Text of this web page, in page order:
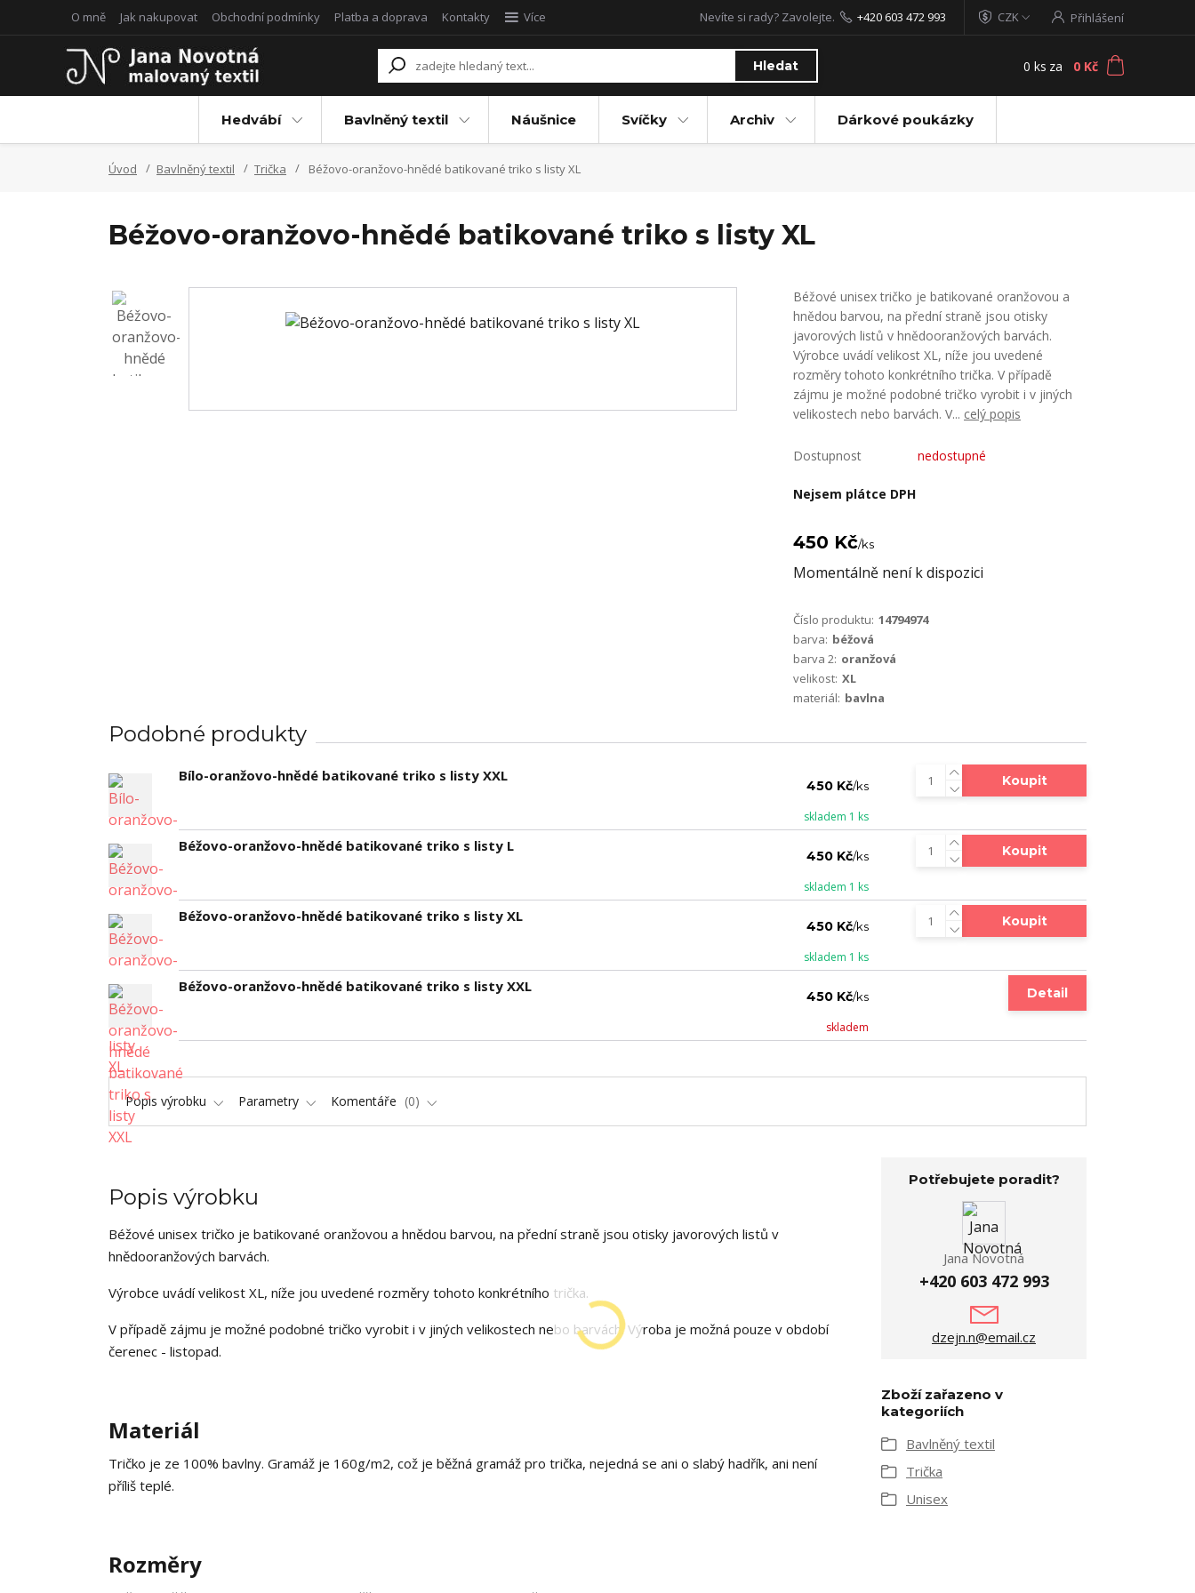
O mně Jak nakupovat Obchodní podmínky Platba a doprava Kontakty Více CZK Přihlášení
Hledat
Nevíte si rady? Zavolejte. +420 603 472 993
0 ks za 0 Kč
Hedvábí Bavlněný textil Náušnice Svíčky Archiv Dárkové poukázky
Úvod Bavlněný textil Trička Béžovo-oranžovo-hnědé batikované triko s listy XL
Béžovo-oranžovo-hnědé batikované triko s listy XL
Béžové unisex tričko je batikované oranžovou a
hnědou barvou, na přední straně jsou otisky
javorových listů v hnědooranžových barvách.
Výrobce uvádí velikost XL, níže jou uvedené
rozměry tohoto konkrétního trička. V případě
zájmu je možné podobné tričko vyrobit i v jiných
velikostech nebo barvách. V... celý popis
Dostupnost nedostupné
Nejsem plátce DPH
450 Kč/ks
Momentálně není k dispozici
Číslo produktu: 14794974
barva: béžová
barva 2: oranžová
velikost: XL
materiál: bavlna
Podobné produkty
Bílo-oranžovo-hnědé batikované triko s listy XXL
450 Kč/ks
skladem 1 ks
Koupit
Béžovo-oranžovo-hnědé batikované triko s listy L
450 Kč/ks
skladem 1 ks
Koupit
Béžovo-oranžovo-hnědé batikované triko s listy XL
450 Kč/ks
skladem 1 ks
Koupit
Béžovo-oranžovo-hnědé batikované triko s listy XXL
450 Kč/ks
skladem
Detail
Popis výrobku Parametry Komentáře 0
Popis výrobku
Béžové unisex tričko je batikované oranžovou a hnědou barvou, na přední straně jsou otisky javorových listů v
hnědooranžových barvách.
Výrobce uvádí velikost XL, níže jou uvedené rozměry tohoto konkrétního trička.
V případě zájmu je možné podobné tričko vyrobit i v jiných velikostech nebo barvách. Výroba je možná pouze v období
čerenec - listopad.
Materiál
Tričko je ze 100% bavlny. Gramáž je 160g/m2, což je běžná gramáž pro trička, nejedná se ani o slabý hadřík, ani není
příliš teplé.
Rozměry
Potřebujete poradit?
Jana Novotná
+420 603 472 993
dzejn.n@email.cz
Zboží zařazeno v
kategoriích
Bavlněný textil
Trička
Unisex